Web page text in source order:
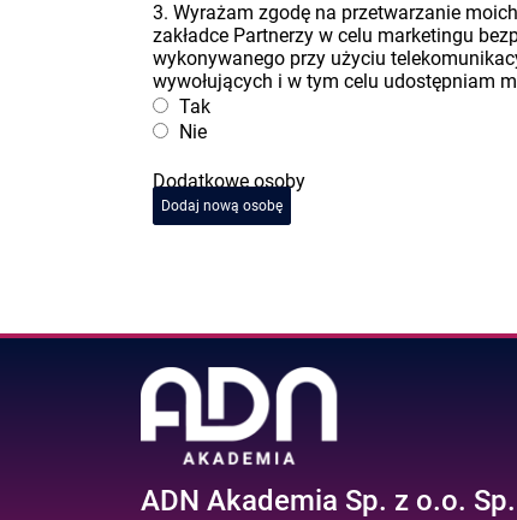
3. Wyrażam zgodę na przetwarzanie
zakładce Partnerzy w celu marketingu
wykonywanego przy użyciu
wywołujących i w tym celu udostępniam
Tak
Nie
Dodatkowe osoby
Dodaj nową osobę
ADN Akademia Sp. z o.o.